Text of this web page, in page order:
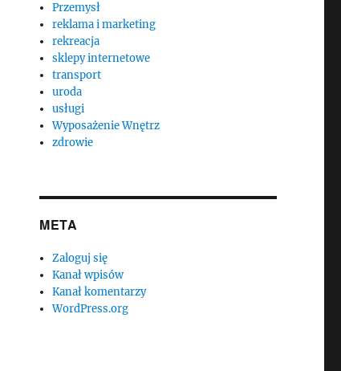
Przemysł
reklama i marketing
rekreacja
sklepy internetowe
transport
uroda
usługi
Wyposażenie Wnętrz
zdrowie
META
Zaloguj się
Kanał wpisów
Kanał komentarzy
WordPress.org